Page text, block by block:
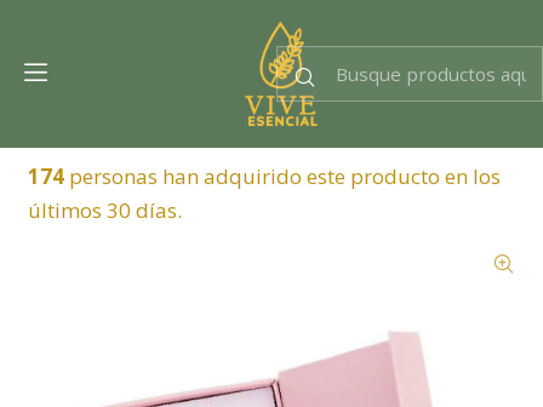
174personas han adquirido este producto en los
últimos 30 días.
Dra. EsencIAl
Experta en bienestar